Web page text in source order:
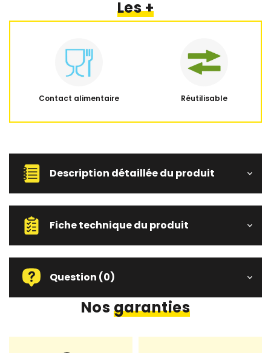
Les +
Contact alimentaire Réutilisable
Description détaillée du produit
Fiche technique du produit
Question (0)
Nosgaranties